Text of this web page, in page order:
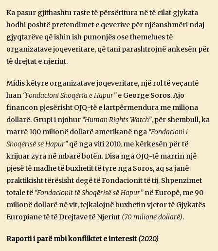
Ka pasur gjithashtu raste të përsëritura në të cilat gjykata
hodhi poshtë pretendimet e qeverive për njëanshmëri ndaj
gjyqtarëve që ishin ish punonjës ose themelues të
organizatave joqeveritare, që tani parashtrojnë ankesën për
të drejtat e njeriut.
Midis këtyre organizatave joqeveritare, një rol të veçantë
luan “Fondacioni Shoqëria e Hapur”e George Soros. Ajo
financon pjesërisht OJQ-të e lartpërmendura me miliona
dollarë. Grupi i njohur “Human Rights Watch”, për shembull, ka
marrë 100 milionë dollarë amerikanë nga “Fondacioni i
Shoqërisë së Hapur”që nga viti 2010, me kërkesën për të
krijuar zyra në mbarë botën. Disa nga OJQ-të marrin një
pjesë të madhe të buxhetit të tyre nga Soros, aq sa janë
praktikisht tërësisht degë të Fondacionit të tij. Shpenzimet
totale të “Fondacionit të Shoqërisë së Hapur”në Europë, me 90
milionë dollarë në vit, tejkalojnë buxhetin vjetor të Gjykatës
Europiane të të Drejtave të Njeriut (70 milionë dollarë).
Raporti i parë mbi konfliktet e interesit(2020)